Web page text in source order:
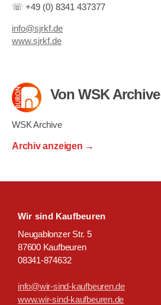
☏ +49 (0) 8341 437377
info@sjrkf.de
www.sjrkf.de
Von WSK Archive
WSK Archive
Archiv anzeigen →
Wir sind Kaufbeuren
Neugablonzer Str. 5
87600 Kaufbeuren
08341-874632
info@wir-sind-kaufbeuren.de
www.wir-sind-kaufbeuren.de